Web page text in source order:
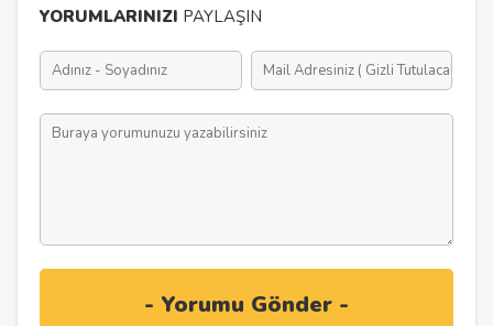
YORUMLARINIZI PAYLAŞIN